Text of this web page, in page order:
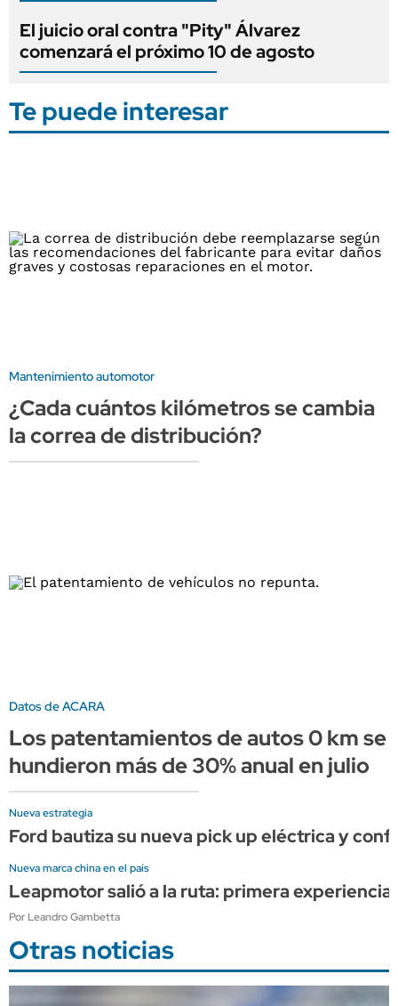
El juicio oral contra "Pity" Álvarez
comenzará el próximo 10 de agosto
Te puede interesar
Mantenimiento automotor
¿Cada cuántos kilómetros se cambia
la correa de distribución?
Datos de ACARA
Los patentamientos de autos 0 km se
hundieron más de 30% anual en julio
Nueva estrategia
Ford bautiza su nueva pick up eléctrica y
Nueva marca china en el país
Leapmotor salió a la ruta: primera
Por Leandro Gambetta
Otras noticias